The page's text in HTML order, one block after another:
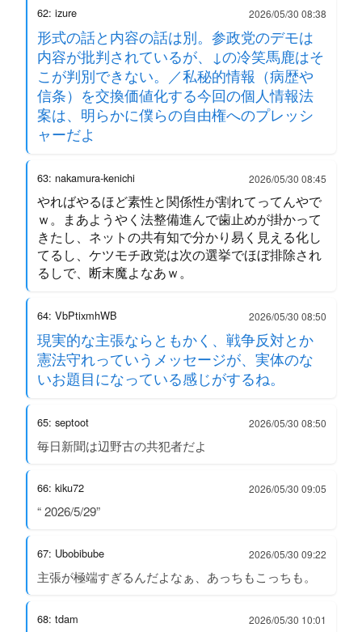
62: izure 2026/05/30 08:38
形式の話と内容の話は別。参政党のデモは
内容が批判されているが、↓の冷笑馬鹿はそ
こが判別できない。／私秘的情報（病歴や
信条）を交換価値化する今回の個人情報法
案は、明らかに僕らの自由権へのプレッシ
ャーだよ
63: nakamura-kenichi 2026/05/30 08:45
やればやるほど素性と関係性が割れてってんやで
ｗ。まあようやく法整備進んで歯止めが掛かって
きたし、ネットの共有知で分かり易く見える化し
てるし、ケツモチ政党は次の選挙でほぼ排除され
るしで、断末魔よなあｗ。
64: VbPtixmhWB 2026/05/30 08:50
現実的な主張ならともかく、戦争反対とか
憲法守れっていうメッセージが、実体のな
いお題目になっている感じがするね。
65: septoot 2026/05/30 08:50
毎日新聞は辺野古の共犯者だよ
66: kiku72 2026/05/30 09:05
“ 2026/5/29”
67: Ubobibube 2026/05/30 09:22
主張が極端すぎるんだよなぁ、あっちもこっちも。
68: tdam 2026/05/30 10:01